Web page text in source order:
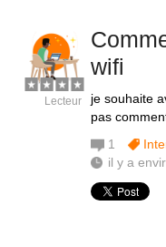
wifi
je souhaite
pas
Lecteur
1
il y a